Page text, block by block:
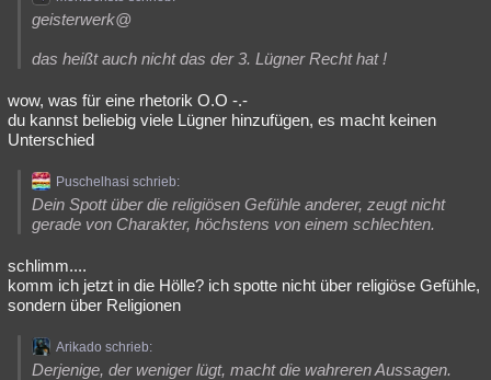
geisterwerk@
das heißt auch nicht das der 3. Lügner Recht hat !
wow, was für eine rhetorik O.O -.-
du kannst beliebig viele Lügner hinzufügen, es macht keinen
Unterschied
Puschelhasi schrieb:
Dein Spott über die religiösen Gefühle anderer, zeugt nicht
gerade von Charakter, höchstens von einem schlechten.
schlimm....
komm ich jetzt in die Hölle? ich spotte nicht über religiöse Gefühle,
sondern über Religionen
Arikado schrieb:
Derjenige, der weniger lügt, macht die wahreren Aussagen.